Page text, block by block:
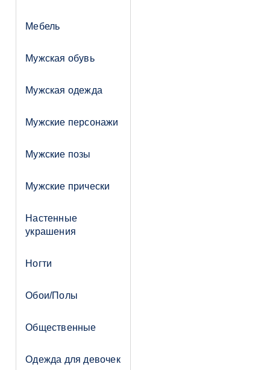
Мебель
Мужская обувь
Мужская одежда
Мужские персонажи
Мужские позы
Мужские прически
Настенные
украшения
Ногти
Обои/Полы
Общественные
Одежда для девочек